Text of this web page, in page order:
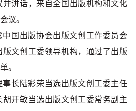
并讲话，来自全国出版机构和文化
议。
国出版协会出版文创工作委员会
文创工委领导机构，通过了出版
。
长陆彩荣当选出版文创工委主任
开敏当选出版文创工委常务副主